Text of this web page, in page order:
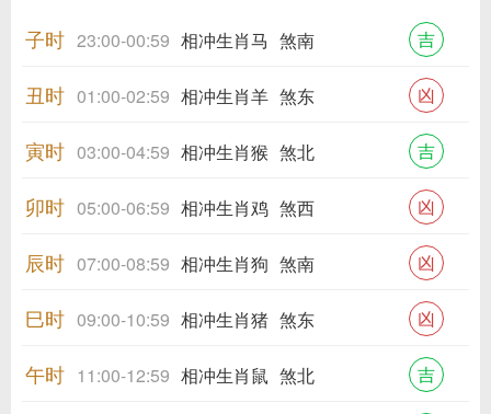
子时 23:00-00:59 相冲生肖马 煞南 吉
丑时 01:00-02:59 相冲生肖羊 煞东 凶
寅时 03:00-04:59 相冲生肖猴 煞北 吉
卯时 05:00-06:59 相冲生肖鸡 煞西 凶
辰时 07:00-08:59 相冲生肖狗 煞南 凶
巳时 09:00-10:59 相冲生肖猪 煞东 凶
午时 11:00-12:59 相冲生肖鼠 煞北 吉